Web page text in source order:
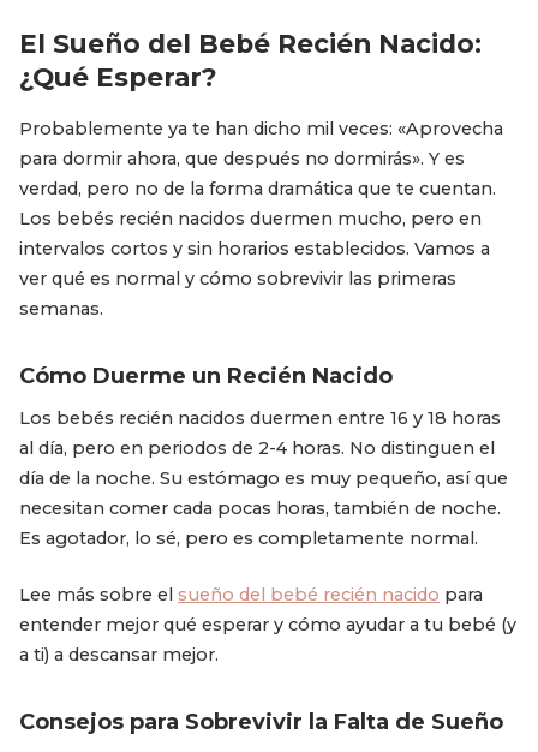
El Sueño del Bebé Recién Nacido:
¿Qué Esperar?
Probablemente ya te han dicho mil veces: «Aprovecha
para dormir ahora, que después no dormirás». Y es
verdad, pero no de la forma dramática que te cuentan.
Los bebés recién nacidos duermen mucho, pero en
intervalos cortos y sin horarios establecidos. Vamos a
ver qué es normal y cómo sobrevivir las primeras
semanas.
Cómo Duerme un Recién Nacido
Los bebés recién nacidos duermen entre 16 y 18 horas
al día, pero en periodos de 2-4 horas. No distinguen el
día de la noche. Su estómago es muy pequeño, así que
necesitan comer cada pocas horas, también de noche.
Es agotador, lo sé, pero es completamente normal.
Lee más sobre el sueño del bebé recién nacido para
entender mejor qué esperar y cómo ayudar a tu bebé (y
a ti) a descansar mejor.
Consejos para Sobrevivir la Falta de Sueño